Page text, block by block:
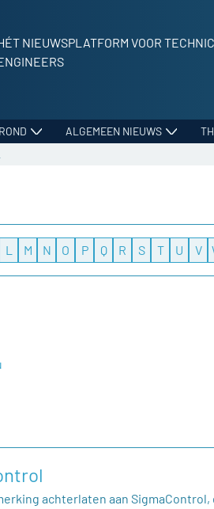
NIEUWSPLATFORM VOOR
ALGEMEEN NIEUWS
L M N O P Q R S T U V
achterlaten aan